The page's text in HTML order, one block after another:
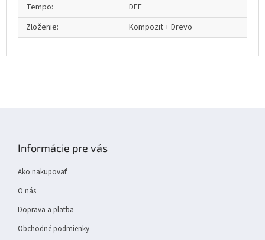
Tempo:
DEF
Zloženie: Kompozit + Drevo
Informácie pre vás
Ako nakupovať
O nás
Doprava a platba
Obchodné podmienky